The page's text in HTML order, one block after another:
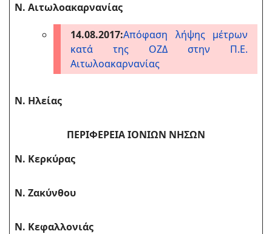
Ν. Αιτωλοακαρνανίας
14.08.2017:Απόφαση λήψης μέτρων
κατά της ΟΖΔ στην Π.Ε.
Αιτωλοακαρνανίας
Ν. Ηλείας
ΠΕΡΙΦΕΡΕΙΑ ΙΟΝΙΩΝ ΝΗΣΩΝ
Ν. Κερκύρας
Ν. Ζακύνθου
Ν. Κεφαλλονιάς